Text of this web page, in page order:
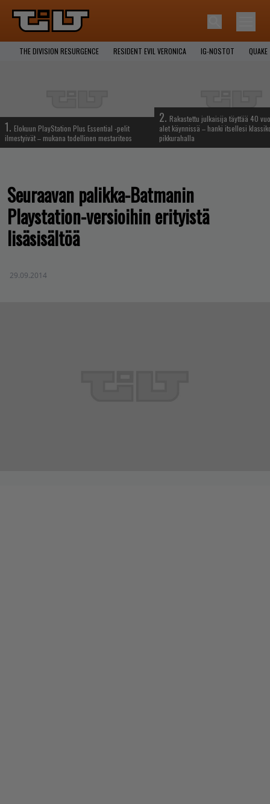
THE DIVISION RESURGENCE RESIDENT EVIL VERONICA IG-NOSTOT QUAKE
1. Elokuun PlayStation Plus Essential -pelit
ilmestyivät – mukana todellinen mestariteos
2. Rakastettu julkaisija täyttää 40
alet käynnissä – hanki itsellesi
pikkurahalla
Seuraavan palikka-Batmanin
Playstation-versioihin erityistä
lisäsisältöä
29.09.2014